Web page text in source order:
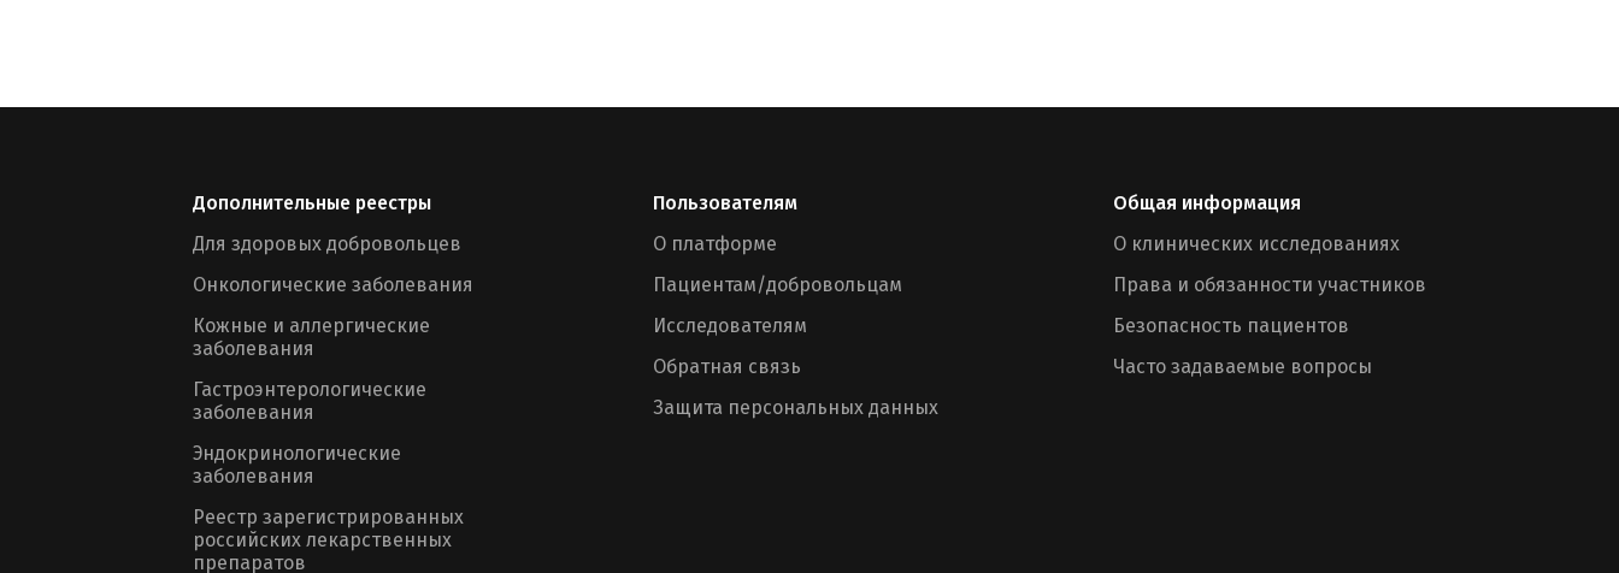
Дополнительные реестры
Для здоровых добровольцев
Онкологические заболевания
Кожные и аллергические
заболевания
Гастроэнтерологические
заболевания
Эндокринологические
заболевания
Реестр зарегистрированных
российских лекарственных
препаратов
Пользователям
О платформе
Пациентам/добровольцам
Исследователям
Обратная связь
Защита персональных данных
Общая информация
О клинических исследованиях
Права и обязанности участников
Безопасность пациентов
Часто задаваемые вопросы